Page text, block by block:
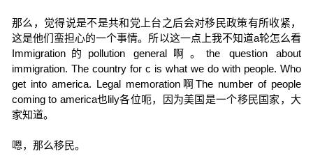
那么，觉得说是不是共和党上台之后会对移民政策有所收紧，
这是他们蛮担心的一个事情。所以这一点上我不知道a轮怎么看
Immigration的pollution general啊。the question about
immigration. The country for c is what we do with people. Who
get into america. Legal memoration啊The number of people
coming to america也lily各位呃，因为美国是一个移民国家，大
家知道。
嗯，那么移民。